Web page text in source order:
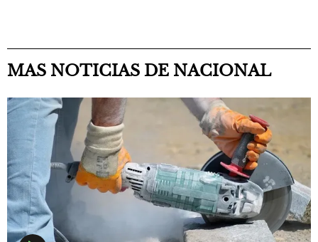
MAS NOTICIAS DE NACIONAL